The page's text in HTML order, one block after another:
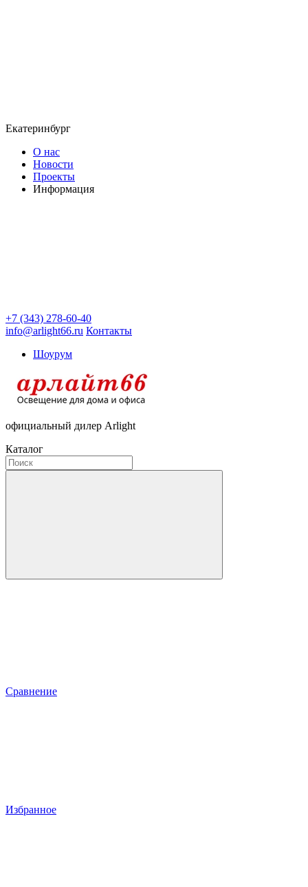
Екатеринбург
О нас
Новости
Проекты
Информация
+7 (343) 278-60-40
info@arlight66.ru Контакты
Шоурум
официальный дилер Arlight
Каталог
Сравнение
Избранное